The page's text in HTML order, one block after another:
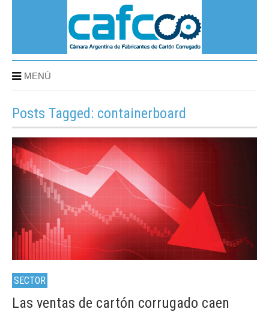
MENÚ
Posts Tagged: containerboard
SECTOR
Las ventas de cartón corrugado caen